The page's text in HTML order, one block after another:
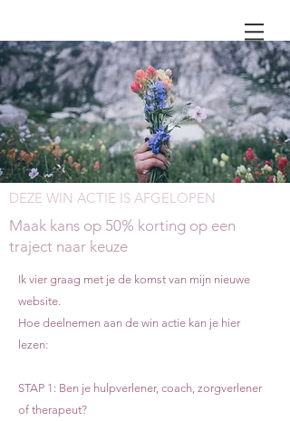
DEZE WIN ACTIE IS AFGELOPEN
Maak kans op 50% korting op een
traject naar keuze
Ik vier graag met je de komst van mijn nieuwe
website.
Hoe deelnemen aan de win actie kan je hier
lezen:
STAP 1: Ben je hulpverlener, coach, zorgverlener
of therapeut?